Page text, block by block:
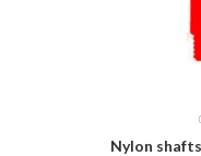
Nylon